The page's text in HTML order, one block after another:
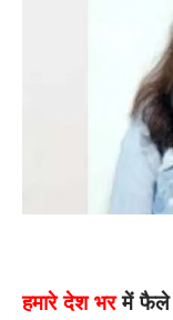
हमारे देश भरमें फैले